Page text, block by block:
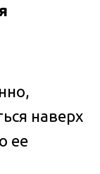
наверх
ее